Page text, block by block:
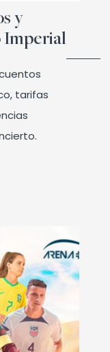
y
Imperial
tarifas